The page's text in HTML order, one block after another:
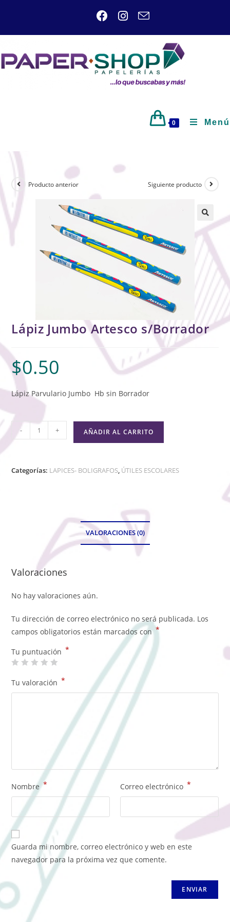
0 Menú
Producto anterior Siguiente producto
🔍
Lápiz Jumbo Artesco s/Borrador
$0.50
Lápiz Parvulario Jumbo Hb sin Borrador
- + AÑADIR AL CARRITO
Categorías: LAPICES- BOLIGRAFOS, ÚTILES ESCOLARES
VALORACIONES (0)
Valoraciones
No hay valoraciones aún.
Tu dirección de correo electrónico no será publicada. Los
campos obligatorios están marcados con *
Tu puntuación *
Tu valoración *
Nombre* Correo electrónico *
Guarda mi nombre, correo electrónico y web en este
navegador para la próxima vez que comente.